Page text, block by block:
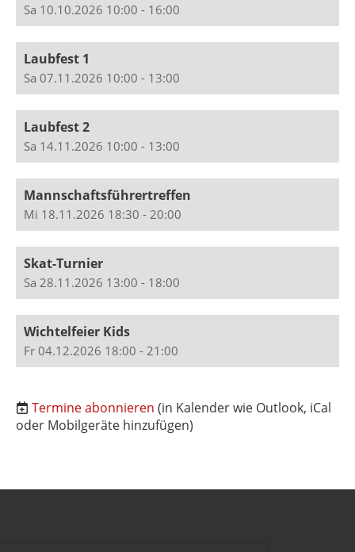
Sa 10.10.2026 10:00 - 16:00
Laubfest 1
Sa 07.11.2026 10:00 - 13:00
Laubfest 2
Sa 14.11.2026 10:00 - 13:00
Mannschaftsführertreffen
Mi 18.11.2026 18:30 - 20:00
Skat-Turnier
Sa 28.11.2026 13:00 - 18:00
Wichtelfeier Kids
Fr 04.12.2026 18:00 - 21:00
Termine abonnieren (in Kalender wie Outlook, iCal
oder Mobilgeräte hinzufügen)